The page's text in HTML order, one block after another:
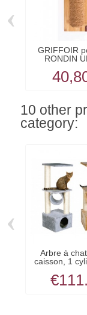
GRIFFOIR
RONDIN
‹
10 other
category:
Arbre à
caisson, 1
‹